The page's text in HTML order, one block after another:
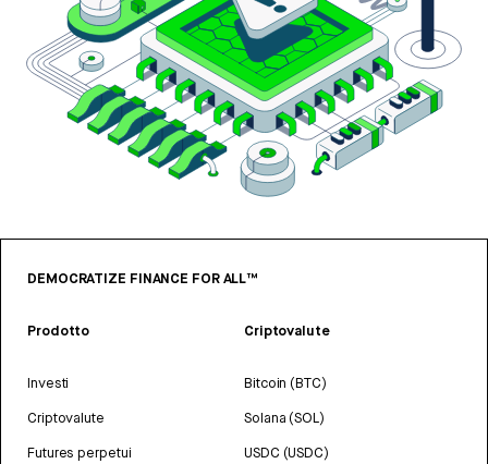
DEMOCRATIZE FINANCE FOR ALL™
Prodotto
Investi
Criptovalute
Futures perpetui
Criptovalute
Bitcoin (BTC)
Solana (SOL)
USDC (USDC)